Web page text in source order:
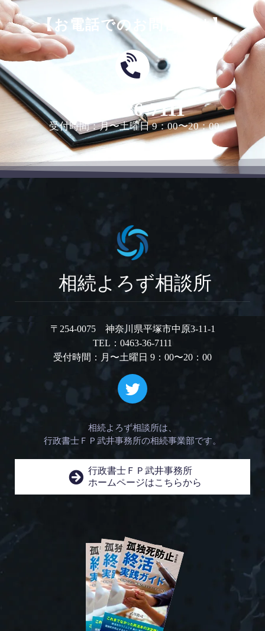
【お電話でのお問合せは】
0463-36-7111
受付時間：月〜土曜日 9：00〜20：00
相続よろず相談所
〒254-0075 神奈川県平塚市中原3-11-1
TEL：0463-36-7111
受付時間：月〜土曜日 9：00〜20：00
相続よろず相談所は、
行政書士ＦＰ武井事務所の相続事業部です。
行政書士ＦＰ武井事務所
ホームページはこちらから